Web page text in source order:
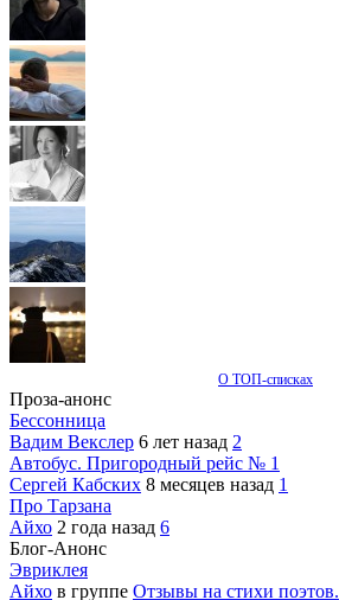
О ТОП-списках
Проза-анонс
Бессонница
Вадим Векслер 6 лет назад 2
Автобус. Пригородный рейс № 1
Сергей Кабских 8 месяцев назад 1
Про Тарзана
Айхо 2 года назад 6
Блог-Анонс
Эвриклея
Айхо в группе Отзывы на стихи поэтов.